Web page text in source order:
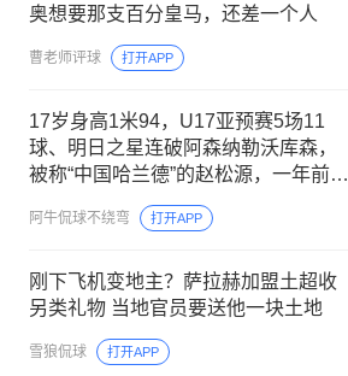
奥想要那支百分皇马，还差一个人
曹老师评球 打开APP
17岁身高1米94，U17亚预赛5场11
球、明日之星连破阿森纳勒沃库森，
被称“中国哈兰德”的赵松源，一年前差
点被改行当门将
阿牛侃球不绕弯 打开APP
刚下飞机变地主？萨拉赫加盟土超收
另类礼物 当地官员要送他一块土地
雪狼侃球 打开APP